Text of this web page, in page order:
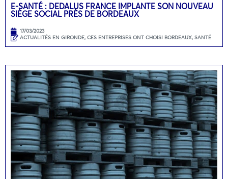
E-SANTÉ : DEDALUS FRANCE IMPLANTE SON NOUVEAU
SIÈGE SOCIAL PRÈS DE BORDEAUX
17/03/2023
ACTUALITÉS EN GIRONDE, CES ENTREPRISES ONT CHOISI BORDEAUX, SANTÉ